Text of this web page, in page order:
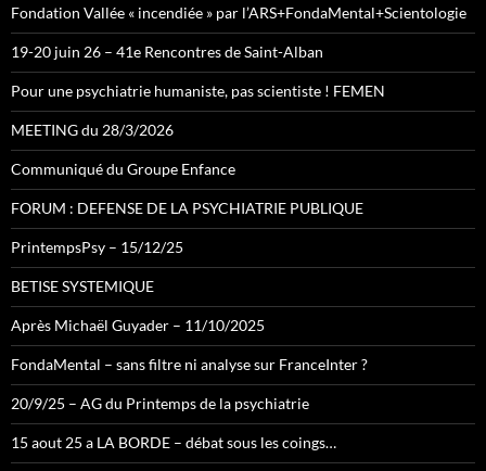
Fondation Vallée « incendiée » par l’ARS+FondaMental+Scientologie
19-20 juin 26 – 41e Rencontres de Saint-Alban
Pour une psychiatrie humaniste, pas scientiste ! FEMEN
MEETING du 28/3/2026
Communiqué du Groupe Enfance
FORUM : DEFENSE DE LA PSYCHIATRIE PUBLIQUE
PrintempsPsy – 15/12/25
BETISE SYSTEMIQUE
Après Michaël Guyader – 11/10/2025
FondaMental – sans filtre ni analyse sur FranceInter ?
20/9/25 – AG du Printemps de la psychiatrie
15 aout 25 a LA BORDE – débat sous les coings…